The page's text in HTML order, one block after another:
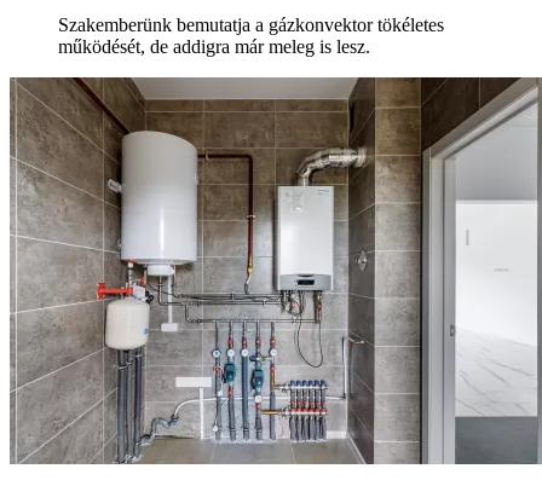
Szakemberünk bemutatja a gázkonvektor tökéletes
működését, de addigra már meleg is lesz.